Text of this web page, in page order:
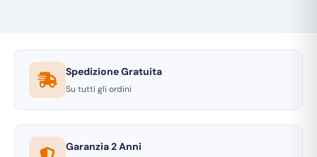
Spedizione Gratuita
Su tutti gli ordini
Garanzia 2 Anni